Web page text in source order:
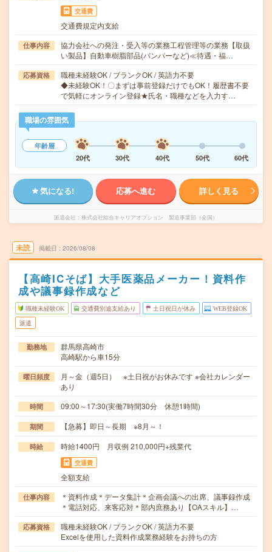
交通費
交通費規定内支給
仕事内容
協力会社への発注・受入等の業務工程管理等の業務【取扱
い製品】自動車樹脂部品(バンパーなど)≪待遇・福…
応募資格
職種未経験OK / ブランクOK / 英語力不要
◆未経験OK！〇まずは事前登録だけでもOK！履歴書不要
で気軽にオンライン登録★氏名・職種などを入力す…
職場の雰囲気
年齢層
20代
30代 40代 50代 60代
気になる! 応募へ進む 詳しく見る
派遣会社 株式会社綜合キャリアオプション 製造事業部（全国）
未読 掲載日 2026/08/08
【高崎ICそば】大手医薬品メーカー！資料作
成や議事録作成など
職種未経験OK 交通費別途支給あり 土日祝日が休み WEB登録OK
派遣
勤務地
群馬県高崎市
高崎駅から車15分
曜日頻度
月～金（週5日） ※土日祝がお休みです ※会社カレンダー
あり
時間 09:00～17:30(実働7時間30分 休憩1時間)
期間 【急募】即日～長期 ※8月～！
時給 時給1400円 月収例 210,000円+残業代
交通費
全額支給
仕事内容
＊資料作成＊データ集計＊企画会議への出席、議事録作成
＊電話対応、来客応対＊部内庶務あり【OAスキル】…
応募資格
職種未経験OK / ブランクOK / 英語力不要
Excelを使用した資料作成業務経験をお持ちの方